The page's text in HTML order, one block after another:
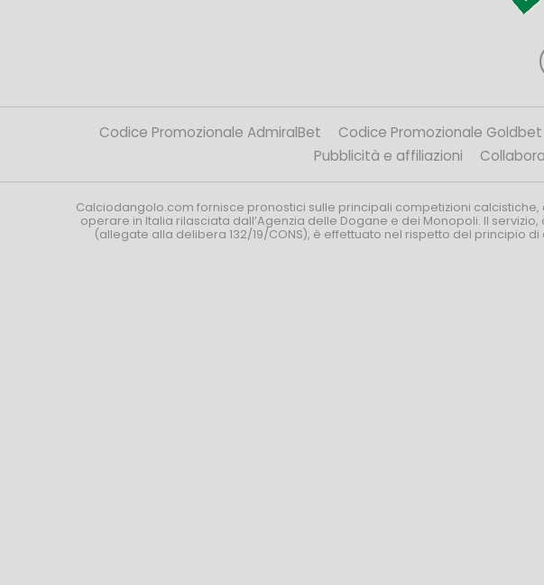
Codice Promozionale AdmiralBet Codice Promozionale Goldbet
Pubblicità e affiliazioni
Calciodangolo.com fornisce pronostici sulle principali competizioni
operare in Italia rilasciata dall’Agenzia delle Dogane e dei Monopoli. Il
(allegate alla delibera 132/19/CONS), è effettuato nel rispetto del principio